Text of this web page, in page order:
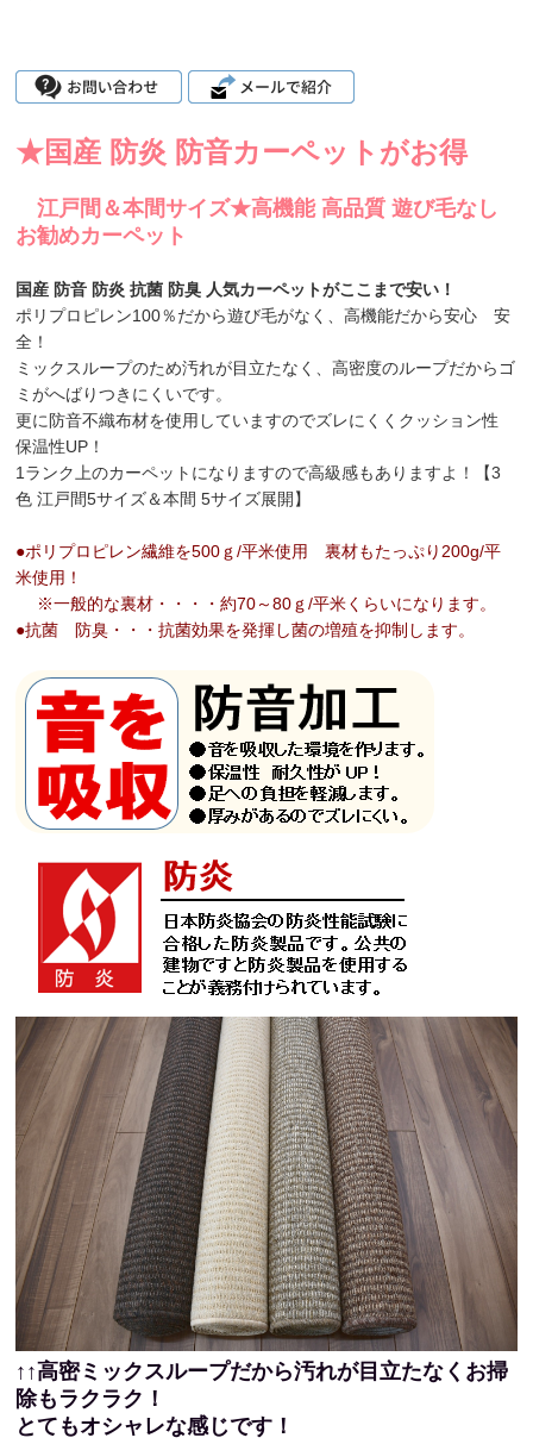
★国産 防炎 防音カーペットがお得
江戸間＆本間サイズ★高機能 高品質 遊び毛なし
お勧めカーペット
国産 防音 防炎 抗菌 防臭 人気カーペットがここまで安い！
ポリプロピレン100％だから遊び毛がなく、高機能だから安心 安
全！
ミックスループのため汚れが目立たなく、高密度のループだからゴ
ミがへばりつきにくいです。
更に防音不織布材を使用していますのでズレにくくクッション性
保温性UP！
1ランク上のカーペットになりますので高級感もありますよ！【3
色 江戸間5サイズ＆本間 5サイズ展開】
●ポリプロピレン繊維を500ｇ/平米使用 裏材もたっぷり200g/平
米使用！
※一般的な裏材・・・・約70～80ｇ/平米くらいになります。
●抗菌 防臭・・・抗菌効果を発揮し菌の増殖を抑制します。
↑↑高密ミックスループだから汚れが目立たなくお掃
除もラクラク！
とてもオシャレな感じです！